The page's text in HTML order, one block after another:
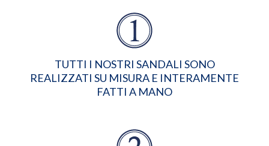
TUTTI I NOSTRI SANDALI SONO
REALIZZATI SU MISURA E INTERAMENTE
FATTI A MANO